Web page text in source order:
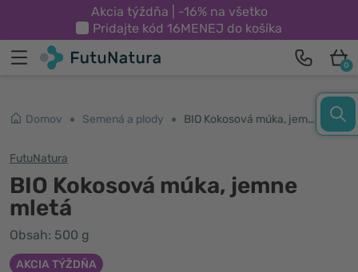
Akcia týždňa | -16% na všetko
Pridajte kód 16MENEJ do košíka
0
Domov Semená a plody BIO Kokosová múka, jemne mletá
FutuNatura
BIO Kokosová múka, jemne
mletá
Obsah: 500 g
AKCIA TÝŽDŇA